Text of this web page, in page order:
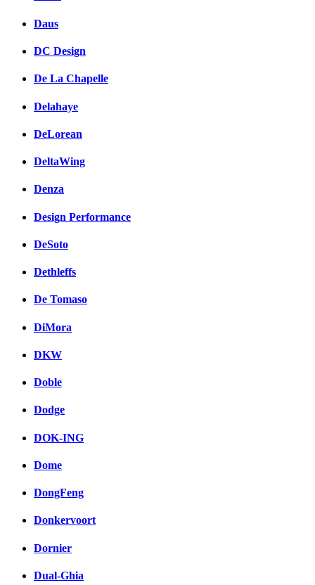
Daus
DC Design
De La Chapelle
Delahaye
DeLorean
DeltaWing
Denza
Design Performance
DeSoto
Dethleffs
De Tomaso
DiMora
DKW
Doble
Dodge
DOK-ING
Dome
DongFeng
Donkervoort
Dornier
Dual-Ghia